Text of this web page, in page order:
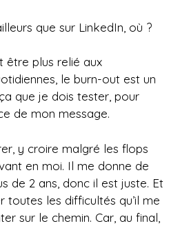
que sur LinkedIn, où ?
être plus relié aux
le burn-out est un
que je dois tester, pour
de mon message.
y croire malgré les flops
en moi. Il me donne de
de 2 ans, donc il est juste. Et
toutes les difficultés qu’il me
sur le chemin. Car, au final,